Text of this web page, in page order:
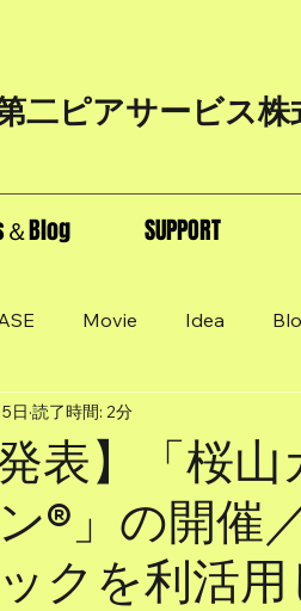
二ピアサービス株
Blog SUPPORT
Movie Idea
発表】「桜
®」の開催
ックを利活
日 読了時間: 2分